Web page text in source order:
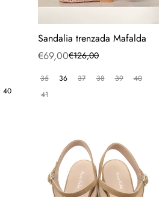
40
Sandalia trenzada Mafalda
Precio
de
€69,00
Precio
regular
€126,00
35 36 37 38 39
40
41